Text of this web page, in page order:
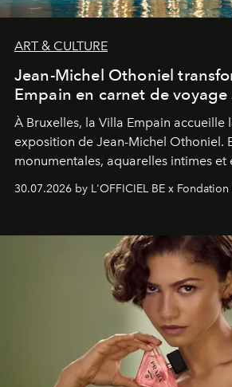
ART & CULTURE
Jean-Michel Othoniel
Empain en carnet de voyage
À Bruxelles, la Villa Empain
exposition de Jean-Michel Othoniel.
monumentales, aquarelles intimes et
émotionnel où chaque œuvre devient
émerveillement.
30.07.2026 by L'OFFICIEL BE x